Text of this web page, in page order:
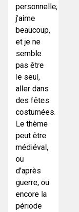
personnelle;
j'aime
beaucoup,
et je ne
semble
pas être
le seul,
aller dans
des fêtes
costumées.
Le thème
peut être
médiéval,
ou
d'après
guerre, ou
encore la
période